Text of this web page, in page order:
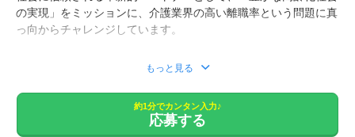
の実現」をミッションに、介護業界の高い離職率という問題に真
っ向からチャレンジしています。
■お一人お一人のご希望の条件を、専任の担当がじっくり伺っ
■職場の雰囲気など、詳細な情報もご紹介。
■面接対策や、履歴の添削など、転職活動を全面的にサポート！
■非公開の特別求人もございます。
もっと見る
約1分でカンタン入力♪
応募する